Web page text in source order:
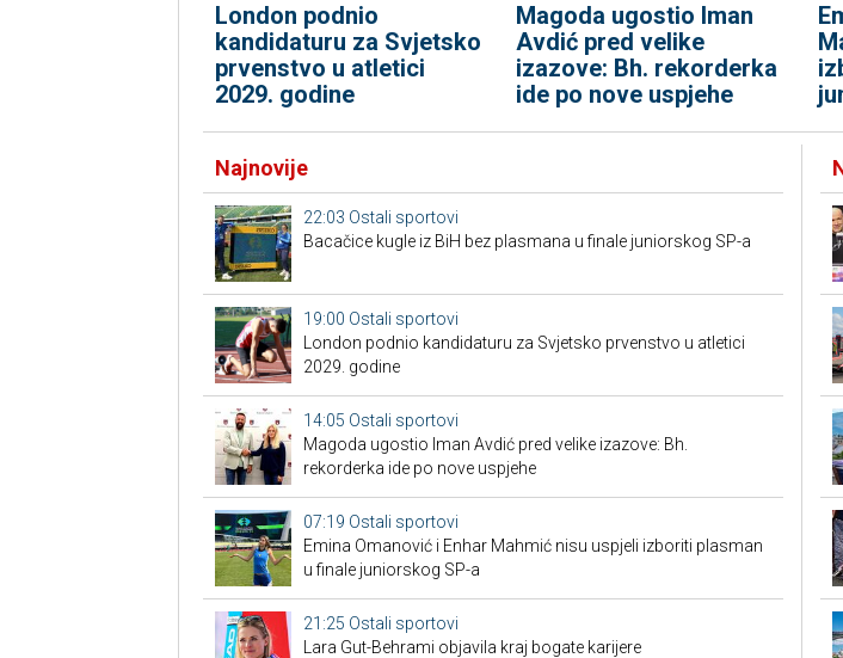
London podnio
kandidaturu za Svjetsko
prvenstvo u atletici
2029. godine
Magoda ugostio Iman
Avdić pred velike
izazove: Bh. rekorderka
ide po nove uspjehe
Najnovije
22:03 Ostali sportovi
Bacačice kugle iz BiH bez plasmana u finale juniorskog SP-a
19:00 Ostali sportovi
London podnio kandidaturu za Svjetsko prvenstvo u atletici
2029. godine
14:05 Ostali sportovi
Magoda ugostio Iman Avdić pred velike izazove: Bh.
rekorderka ide po nove uspjehe
07:19 Ostali sportovi
Emina Omanović i Enhar Mahmić nisu uspjeli izboriti plasman
u finale juniorskog SP-a
21:25 Ostali sportovi
Lara Gut-Behrami objavila kraj bogate karijere